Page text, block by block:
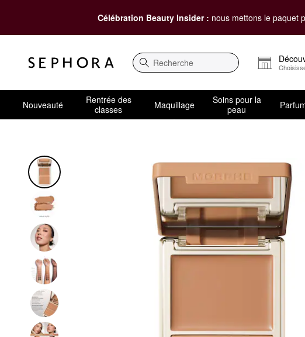
Célébration Beauty Insider : nous mettons le paquet
Recherche
Nouveauté
Rentrée des
classes
Maquillage
Soins pour la
peau